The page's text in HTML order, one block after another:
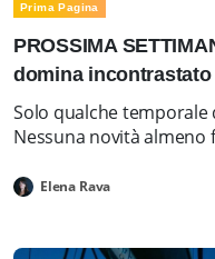
Prima Pagina
PROSSIMA
domina incontrastato
Solo qualche temporale
Nessuna novità almeno
Elena Rava